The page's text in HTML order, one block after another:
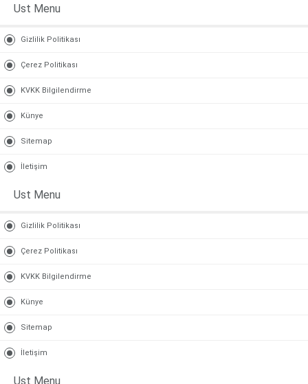
Ust Menu
Gizlilik Politikası
Çerez Politikası
KVKK Bilgilendirme
Künye
Sitemap
İletişim
Ust Menu
Gizlilik Politikası
Çerez Politikası
KVKK Bilgilendirme
Künye
Sitemap
İletişim
Ust Menu